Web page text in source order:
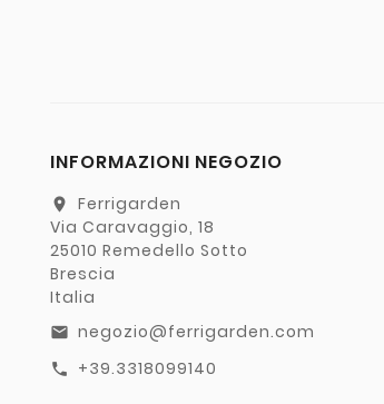
INFORMAZIONI NEGOZIO
location_on
Ferrigarden
Via Caravaggio, 18
25010 Remedello Sotto
Brescia
Italia
email negozio@ferrigarden.com
call +39.3318099140